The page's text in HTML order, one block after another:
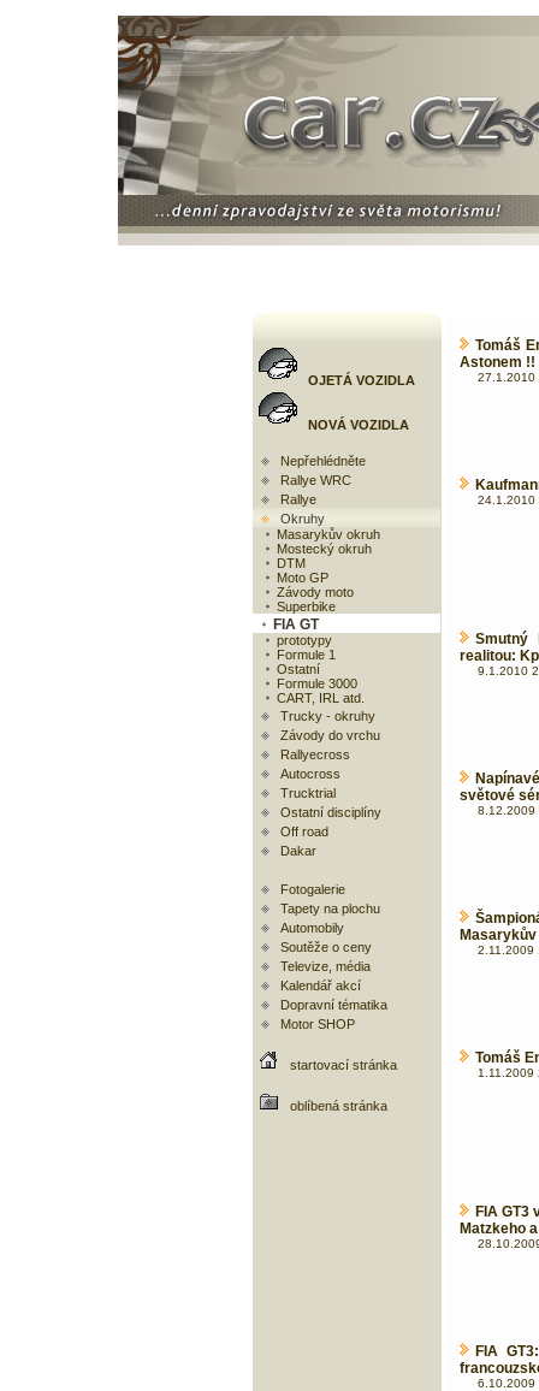
OJETÁ VOZIDLA
NOVÁ VOZIDLA
Nepřehlédněte
Rallye WRC
Rallye
Okruhy
Masarykův okruh
Mostecký okruh
DTM
Moto GP
Závody moto
Superbike
FIA GT
prototypy
Formule 1
Ostatní
Formule 3000
CART, IRL atd.
Trucky - okruhy
Závody do vrchu
Rallyecross
Autocross
Trucktrial
Ostatní disciplíny
Off road
Dakar
Fotogalerie
Tapety na plochu
Automobily
Soutěže o ceny
Televize, média
Kalendář akcí
Dopravní tématika
Motor SHOP
startovací stránka
oblíbená stránka
Tomáš
Astonem !!
27.1.2010
24.1.2010
Smutný
realitou:
9.1.2010
světové
8.12.2009
2.11.2009
Tomáš
1.11.2009
FIA GT3
Matzkeho
FIA
6.10.2009